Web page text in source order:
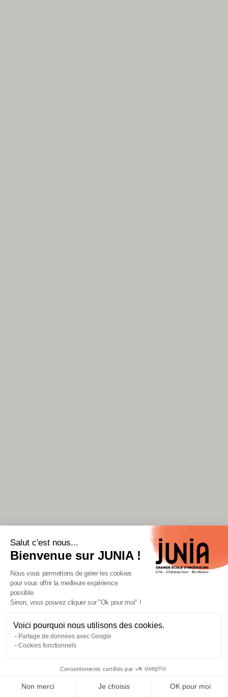
Salut c'est nous...
Bienvenue sur JUNIA !
Nous vous permettons de gérer les cookies
pour vous offrir la meilleure expérience
possible.
Sinon, vous pouvez cliquer sur "Ok pour moi" !
Voici pourquoi nous utilisons des cookies.
Partage de données avec Google
Cookies fonctionnels
Consentements certifiés par
Non merci Je choisis OK pour moi
Fermeture estivale de JUNIA du